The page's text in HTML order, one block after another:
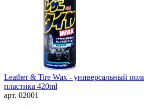
Leather & Tire Wax - универсальный
пластика 420ml
арт. 02001